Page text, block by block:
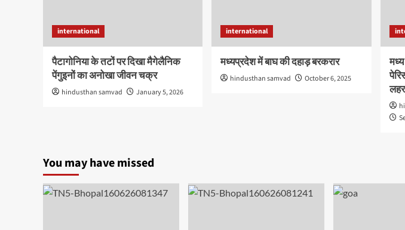
international
पैटागोनिया के तटों पर दिखा मैगेलैनिक
पेंगुइनों का अनोखा जीवन चक्र
hindusthan samvad January 5, 2026
international
मध्यप्रदेश में बाघ की दहाड़ बरकरार
hindusthan samvad October 6, 2025
You may have missed